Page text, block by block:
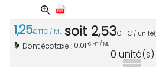
1,25€TTC / ML soit 2,53€TTC /
Dont écotaxe : 0,01 € HT / ML
0 unité(s)